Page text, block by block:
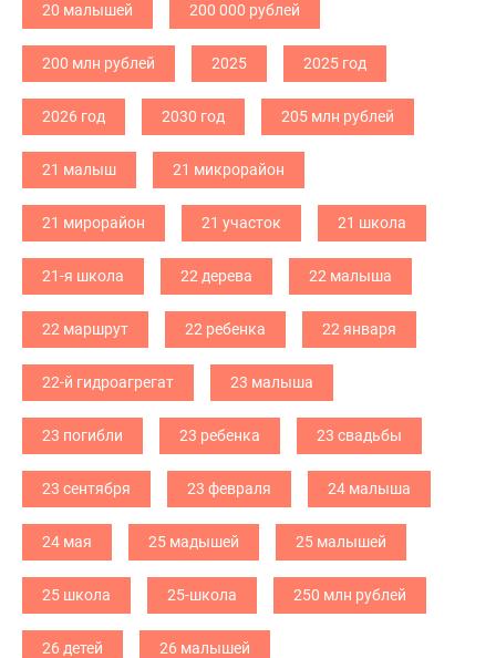
20 малышей 200 000 рублей
200 млн рублей 2025 2025 год
2026 год 2030 год 205 млн рублей
21 малыш 21 микрорайон
21 мирорайон 21 участок 21 школа
21-я школа 22 дерева 22 малыша
22 маршрут 22 ребенка 22 января
22-й гидроагрегат 23 малыша
23 погибли 23 ребенка 23 свадьбы
23 сентября 23 февраля 24 малыша
24 мая 25 мадышей 25 малышей
25 школа 25-школа 250 млн рублей
26 детей 26 малышей